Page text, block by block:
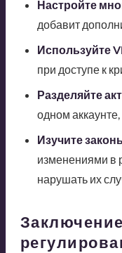
Настройте
добавит
Используйте
при доступе к
Разделяйте
одном
Изучите
изменениями в
нарушать их